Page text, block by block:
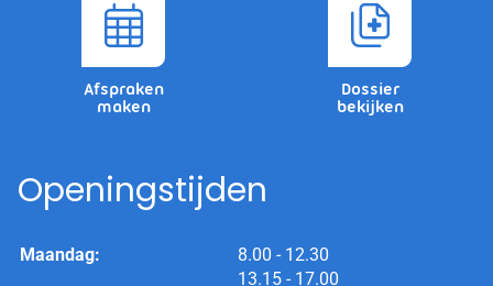
Afspraken
maken
Dossier
bekijken
Openingstijden
Maandag: 8.00 tot
- 12.30
13.15 tot
- 17.00